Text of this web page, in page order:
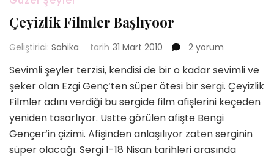
Çeyizlik Filmler Başlıyoor
Geliştirici: Sahika tarih 31 Mart 2010
Çeyizlik
Başlıyoor
için
2 yorum
Sevimli şeyler terzisi, kendisi de bir o kadar sevimli ve
şeker olan Ezgi Genç‘ten süper ötesi bir sergi. Çeyizlik
Filmler adını verdiği bu sergide film afişlerini keçeden
yeniden tasarlıyor. Üstte görülen afişte Bengi
Gençer‘in çizimi. Afişinden anlaşılıyor zaten serginin
süper olacağı. Sergi 1-18 Nisan tarihleri arasında